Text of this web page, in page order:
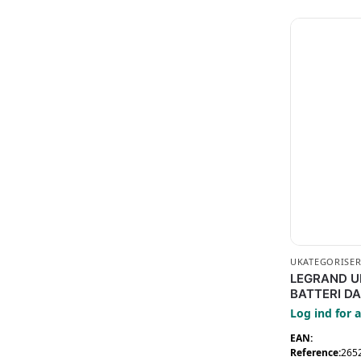
LEGRAND
BATTERI
Log ind for
EAN:
Reference: